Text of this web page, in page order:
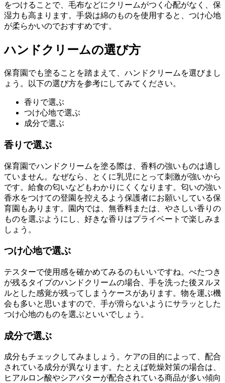
をつけることで、毛布などにクリームがつく心配がなく、保
湿力も高まります。手袋は綿のものを使用すると、つけ心地
が柔らかいのでおすすめです。
ハンドクリームの選び方
保育園でも塗ることを踏まえて、ハンドクリームを選びまし
ょう。以下の選び方を参考にしてみてください。
香りで選ぶ
つけ心地で選ぶ
成分で選ぶ
香りで選ぶ
保育園でハンドクリームを塗る際は、香料の強いものは適し
ていません。なぜなら、とくに乳児にとって刺激が強いから
です。給食の匂いなどもわかりにくくなります。匂いの強い
香水をつけての登園を控えるよう保護者にお願いしている保
育園もあります。園内では、無香料または、やさしい香りの
ものを選ぶようにし、好きな香りはプライベートで楽しみま
しょう。
つけ心地で選ぶ
テスターで使用感を確かめてみるのもいいですね。べたつき
が残るタイプのハンドクリームの場合、手を洗った後ヌルヌ
ルとした感覚が残ってしまうケースがあります。物を運ぶ機
会も多いと思いますので、手が滑らないようにサラッとした
つけ心地のものを選ぶといいでしょう。
成分で選ぶ
成分もチェックしてみましょう。ケアの目的によって、配合
されている成分が異なります。たとえば乾燥対策の場合は、
ヒアルロン酸やシアバターが配合されている商品が多い傾向